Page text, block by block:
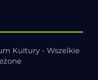
Kultury - Wszelkie